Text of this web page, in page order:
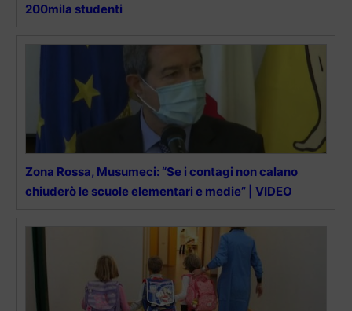
200mila studenti
Zona Rossa, Musumeci: “Se i contagi non calano
chiuderò le scuole elementari e medie” | VIDEO